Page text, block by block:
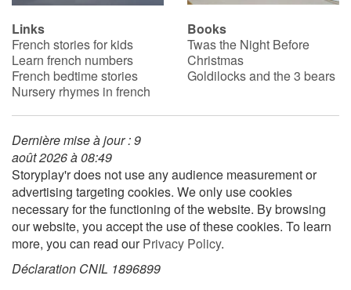
Links
French stories for kids
Learn french numbers
French bedtime stories
Nursery rhymes in french
Books
Twas the Night Before
Christmas
Goldilocks and the 3 bears
Dernière mise à jour : 9
août 2026 à 08:49
Storyplay'r does not use any audience measurement or
advertising targeting cookies. We only use cookies
necessary for the functioning of the website. By browsing
our website, you accept the use of these cookies. To learn
more, you can read ourPrivacy Policy.
Déclaration CNIL 1896899